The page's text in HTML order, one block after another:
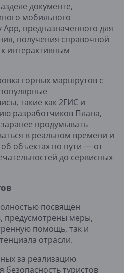
документе,
мобильного
предназначенного для
получения справочной
интерактивным
горных маршрутов с
такие как 2ГИС и
разработчиков Плана,
продумывать
в реальном времени и
объектах по пути — от
до сервисных
посвящен
предусмотрены меры,
помощь, так и
отрасли.
за реализацию
туристов